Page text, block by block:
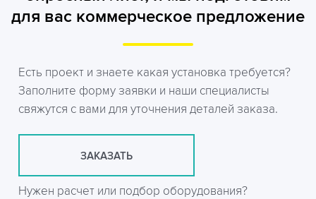
для вас коммерческое предложение
Есть проект и знаете какая установка требуется?
Заполните форму заявки и наши специалисты
свяжутся с вами для уточнения деталей заказа.
ЗАКАЗАТЬ
Нужен расчет или подбор оборудования?